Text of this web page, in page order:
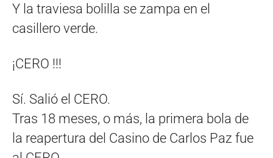
Y la traviesa bolilla se zampa en el
casillero verde.
¡CERO !!!
Sí. Salió el CERO.
Tras 18 meses, o más, la primera bola de
la reapertura del Casino de Carlos Paz fue